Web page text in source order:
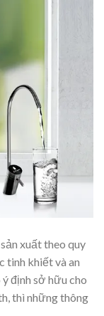
xuất theo quy
tinh khiết và an
định sở hữu cho
thì những thông